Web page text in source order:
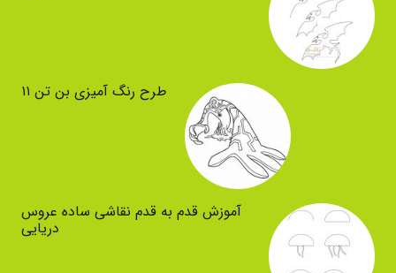
طرح رنگ آمیزی بن تن ۱۱
آموزش قدم به قدم نقاشی ساده عروس
دریایی